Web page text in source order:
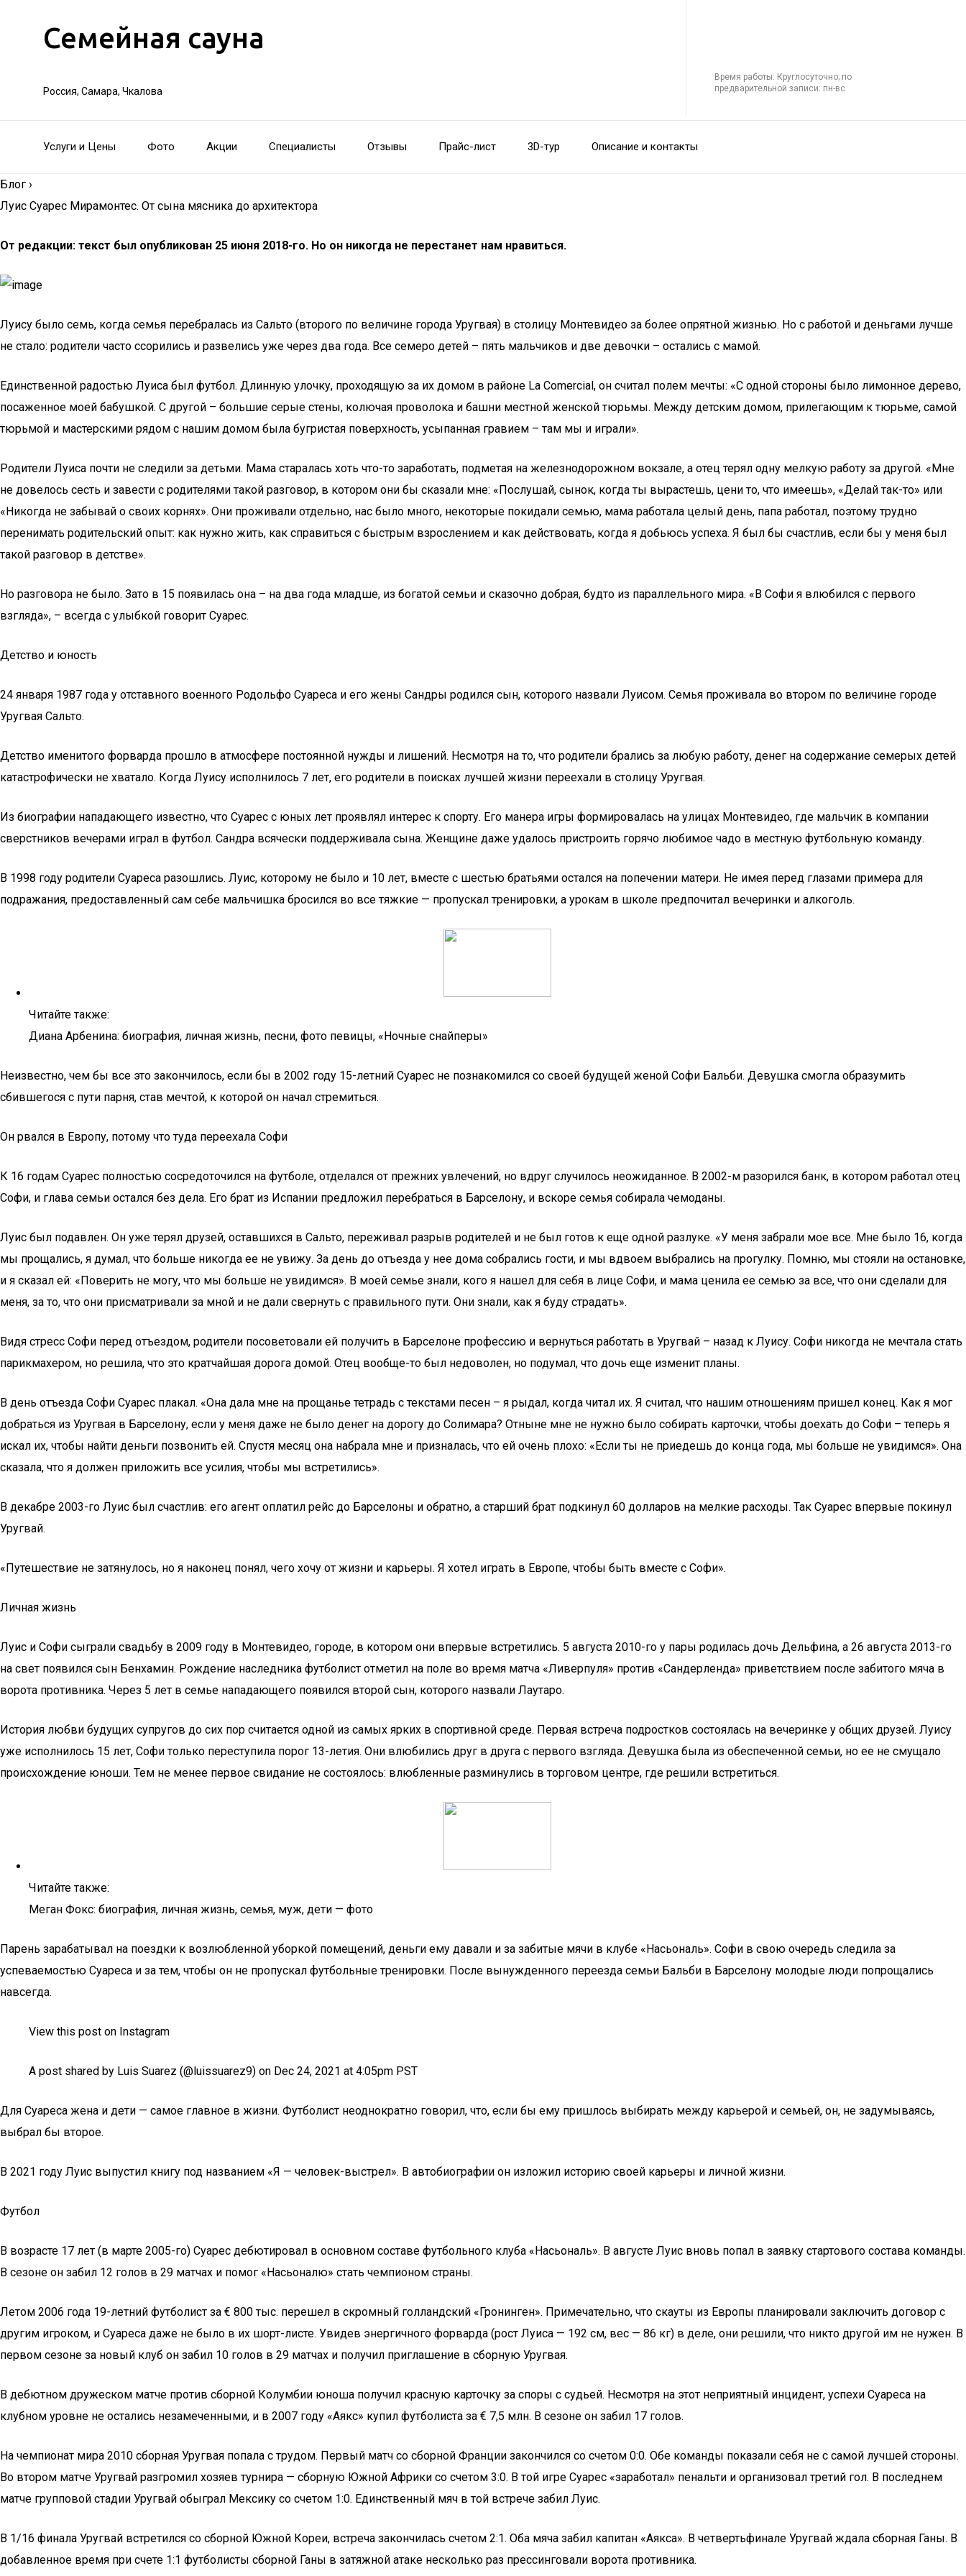
Семейная сауна
Россия, Самара, Чкалова
Время работы: Круглосуточно; по
предварительной записи: пн-вс
Услуги и Цены Фото Акции Специалисты Отзывы Прайс-лист 3D-тур Описание и контакты
Блог ›
Луис Суарес Мирамонтес. От сына мясника до архитектора
От редакции: текст был опубликован 25 июня 2018-го. Но он никогда не перестанет нам нравиться.
Луису было семь, когда семья перебралась из Сальто (второго по величине города Уругвая) в столицу Монтевидео за более опрятной жизнью. Но с работой и деньгами лучше
не стало: родители часто ссорились и развелись уже через два года. Все семеро детей – пять мальчиков и две девочки – остались с мамой.
Единственной радостью Луиса был футбол. Длинную улочку, проходящую за их домом в районе La Comercial, он считал полем мечты: «С одной стороны было лимонное дерево,
посаженное моей бабушкой. С другой – большие серые стены, колючая проволока и башни местной женской тюрьмы. Между детским домом, прилегающим к тюрьме, самой
тюрьмой и мастерскими рядом с нашим домом была бугристая поверхность, усыпанная гравием – там мы и играли».
Родители Луиса почти не следили за детьми. Мама старалась хоть что-то заработать, подметая на железнодорожном вокзале, а отец терял одну мелкую работу за другой. «Мне
не довелось сесть и завести с родителями такой разговор, в котором они бы сказали мне: «Послушай, сынок, когда ты вырастешь, цени то, что имеешь», «Делай так-то» или
«Никогда не забывай о своих корнях». Они проживали отдельно, нас было много, некоторые покидали семью, мама работала целый день, папа работал, поэтому трудно
перенимать родительский опыт: как нужно жить, как справиться с быстрым взрослением и как действовать, когда я добьюсь успеха. Я был бы счастлив, если бы у меня был
такой разговор в детстве».
Но разговора не было. Зато в 15 появилась она – на два года младше, из богатой семьи и сказочно добрая, будто из параллельного мира. «В Софи я влюбился с первого
взгляда», – всегда с улыбкой говорит Суарес.
Детство и юность
24 января 1987 года у отставного военного Родольфо Суареса и его жены Сандры родился сын, которого назвали Луисом. Семья проживала во втором по величине городе
Уругвая Сальто.
Детство именитого форварда прошло в атмосфере постоянной нужды и лишений. Несмотря на то, что родители брались за любую работу, денег на содержание семерых детей
катастрофически не хватало. Когда Луису исполнилось 7 лет, его родители в поисках лучшей жизни переехали в столицу Уругвая.
Из биографии нападающего известно, что Суарес с юных лет проявлял интерес к спорту. Его манера игры формировалась на улицах Монтевидео, где мальчик в компании
сверстников вечерами играл в футбол. Сандра всячески поддерживала сына. Женщине даже удалось пристроить горячо любимое чадо в местную футбольную команду.
В 1998 году родители Суареса разошлись. Луис, которому не было и 10 лет, вместе с шестью братьями остался на попечении матери. Не имея перед глазами примера для
подражания, предоставленный сам себе мальчишка бросился во все тяжкие — пропускал тренировки, а урокам в школе предпочитал вечеринки и алкоголь.
Читайте также:
Диана Арбенина: биография, личная жизнь, песни, фото певицы, «Ночные снайперы»
Неизвестно, чем бы все это закончилось, если бы в 2002 году 15-летний Суарес не познакомился со своей будущей женой Софи Бальби. Девушка смогла образумить
сбившегося с пути парня, став мечтой, к которой он начал стремиться.
Он рвался в Европу, потому что туда переехала Софи
К 16 годам Суарес полностью сосредоточился на футболе, отделался от прежних увлечений, но вдруг случилось неожиданное. В 2002-м разорился банк, в котором работал отец
Софи, и глава семьи остался без дела. Его брат из Испании предложил перебраться в Барселону, и вскоре семья собирала чемоданы.
Луис был подавлен. Он уже терял друзей, оставшихся в Сальто, переживал разрыв родителей и не был готов к еще одной разлуке. «У меня забрали мое все. Мне было 16, когда
мы прощались, я думал, что больше никогда ее не увижу. За день до отъезда у нее дома собрались гости, и мы вдвоем выбрались на прогулку. Помню, мы стояли на остановке,
и я сказал ей: «Поверить не могу, что мы больше не увидимся». В моей семье знали, кого я нашел для себя в лице Софи, и мама ценила ее семью за все, что они сделали для
меня, за то, что они присматривали за мной и не дали свернуть с правильного пути. Они знали, как я буду страдать».
Видя стресс Софи перед отъездом, родители посоветовали ей получить в Барселоне профессию и вернуться работать в Уругвай – назад к Луису. Софи никогда не мечтала стать
парикмахером, но решила, что это кратчайшая дорога домой. Отец вообще-то был недоволен, но подумал, что дочь еще изменит планы.
В день отъезда Софи Суарес плакал. «Она дала мне на прощанье тетрадь с текстами песен – я рыдал, когда читал их. Я считал, что нашим отношениям пришел конец. Как я мог
добраться из Уругвая в Барселону, если у меня даже не было денег на дорогу до Солимара? Отныне мне не нужно было собирать карточки, чтобы доехать до Софи – теперь я
искал их, чтобы найти деньги позвонить ей. Спустя месяц она набрала мне и призналась, что ей очень плохо: «Если ты не приедешь до конца года, мы больше не увидимся». Она
сказала, что я должен приложить все усилия, чтобы мы встретились».
В декабре 2003-го Луис был счастлив: его агент оплатил рейс до Барселоны и обратно, а старший брат подкинул 60 долларов на мелкие расходы. Так Суарес впервые покинул
Уругвай.
«Путешествие не затянулось, но я наконец понял, чего хочу от жизни и карьеры. Я хотел играть в Европе, чтобы быть вместе с Софи».
Личная жизнь
Луис и Софи сыграли свадьбу в 2009 году в Монтевидео, городе, в котором они впервые встретились. 5 августа 2010-го у пары родилась дочь Дельфина, а 26 августа 2013-го
на свет появился сын Бенхамин. Рождение наследника футболист отметил на поле во время матча «Ливерпуля» против «Сандерленда» приветствием после забитого мяча в
ворота противника. Через 5 лет в семье нападающего появился второй сын, которого назвали Лаутаро.
История любви будущих супругов до сих пор считается одной из самых ярких в спортивной среде. Первая встреча подростков состоялась на вечеринке у общих друзей. Луису
уже исполнилось 15 лет, Софи только переступила порог 13-летия. Они влюбились друг в друга с первого взгляда. Девушка была из обеспеченной семьи, но ее не смущало
происхождение юноши. Тем не менее первое свидание не состоялось: влюбленные разминулись в торговом центре, где решили встретиться.
Читайте также:
Меган Фокс: биография, личная жизнь, семья, муж, дети — фото
Парень зарабатывал на поездки к возлюбленной уборкой помещений, деньги ему давали и за забитые мячи в клубе «Насьональ». Софи в свою очередь следила за
успеваемостью Суареса и за тем, чтобы он не пропускал футбольные тренировки. После вынужденного переезда семьи Бальби в Барселону молодые люди попрощались
навсегда.
View this post on Instagram
A post shared by Luis Suarez (@luissuarez9) on Dec 24, 2021 at 4:05pm PST
Для Суареса жена и дети — самое главное в жизни. Футболист неоднократно говорил, что, если бы ему пришлось выбирать между карьерой и семьей, он, не задумываясь,
выбрал бы второе.
В 2021 году Луис выпустил книгу под названием «Я — человек-выстрел». В автобиографии он изложил историю своей карьеры и личной жизни.
Футбол
В возрасте 17 лет (в марте 2005-го) Суарес дебютировал в основном составе футбольного клуба «Насьональ». В августе Луис вновь попал в заявку стартового состава команды.
В сезоне он забил 12 голов в 29 матчах и помог «Насьоналю» стать чемпионом страны.
Летом 2006 года 19-летний футболист за € 800 тыс. перешел в скромный голландский «Гронинген». Примечательно, что скауты из Европы планировали заключить договор с
другим игроком, и Суареса даже не было в их шорт-листе. Увидев энергичного форварда (рост Луиса — 192 см, вес — 86 кг) в деле, они решили, что никто другой им не нужен. В
первом сезоне за новый клуб он забил 10 голов в 29 матчах и получил приглашение в сборную Уругвая.
В дебютном дружеском матче против сборной Колумбии юноша получил красную карточку за споры с судьей. Несмотря на этот неприятный инцидент, успехи Суареса на
клубном уровне не остались незамеченными, и в 2007 году «Аякс» купил футболиста за € 7,5 млн. В сезоне он забил 17 голов.
На чемпионат мира 2010 сборная Уругвая попала с трудом. Первый матч со сборной Франции закончился со счетом 0:0. Обе команды показали себя не с самой лучшей стороны.
Во втором матче Уругвай разгромил хозяев турнира — сборную Южной Африки со счетом 3:0. В той игре Суарес «заработал» пенальти и организовал третий гол. В последнем
матче групповой стадии Уругвай обыграл Мексику со счетом 1:0. Единственный мяч в той встрече забил Луис.
В 1/16 финала Уругвай встретился со сборной Южной Кореи, встреча закончилась счетом 2:1. Оба мяча забил капитан «Аякса». В четвертьфинале Уругвай ждала сборная Ганы. В
добавленное время при счете 1:1 футболисты сборной Ганы в затяжной атаке несколько раз прессинговали ворота противника.